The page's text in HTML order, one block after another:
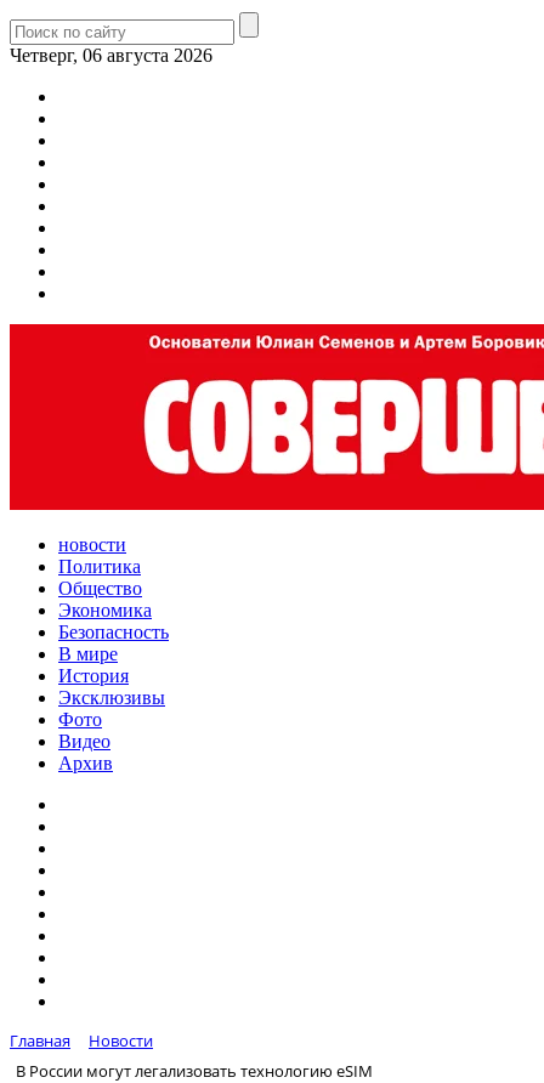
Четверг, 06 августа 2026
новости
Политика
Общество
Экономика
Безопасность
В мире
История
Эксклюзивы
Фото
Видео
Архив
Главная
Новости
В России могут легализовать технологию eSIM